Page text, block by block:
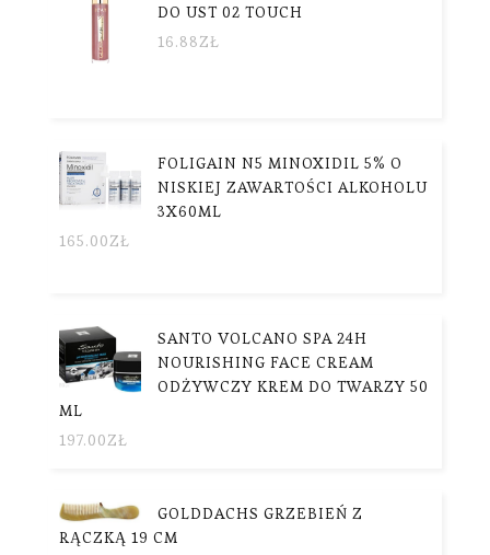
DO UST 02 TOUCH
16.88ZŁ
FOLIGAIN N5 MINOXIDIL 5% O
NISKIEJ ZAWARTOŚCI ALKOHOLU
3X60ML
165.00ZŁ
SANTO VOLCANO SPA 24H
NOURISHING FACE CREAM
ODŻYWCZY KREM DO TWARZY 50
ML
197.00ZŁ
GOLDDACHS GRZEBIEŃ Z
RĄCZKĄ 19 CM